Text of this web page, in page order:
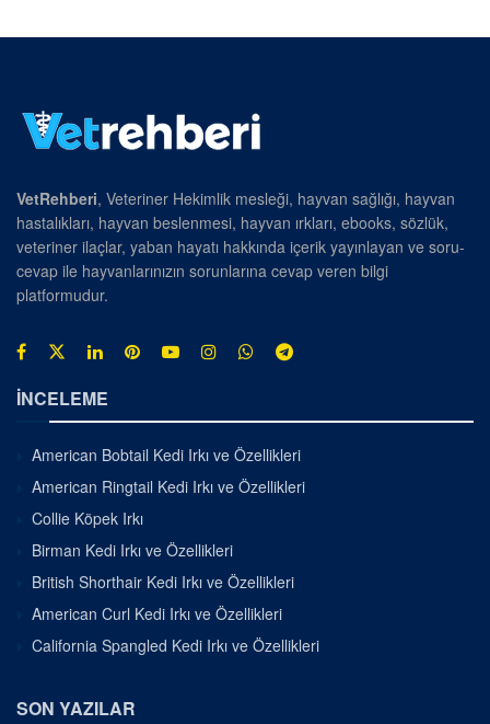
VetRehberi, Veteriner Hekimlik mesleği, hayvan sağlığı, hayvan
hastalıkları, hayvan beslenmesi, hayvan ırkları, ebooks, sözlük,
veteriner ilaçlar, yaban hayatı hakkında içerik yayınlayan ve soru-
cevap ile hayvanlarınızın sorunlarına cevap veren bilgi
platformudur.
İNCELEME
American Bobtail Kedi Irkı ve Özellikleri
American Ringtail Kedi Irkı ve Özellikleri
Collie Köpek Irkı
Birman Kedi Irkı ve Özellikleri
British Shorthair Kedi Irkı ve Özellikleri
American Curl Kedi Irkı ve Özellikleri
California Spangled Kedi Irkı ve Özellikleri
SON YAZILAR